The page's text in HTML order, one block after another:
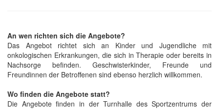
An wen richten sich die Angebote?
Das Angebot richtet sich an Kinder und Jugendliche mit
onkologischen Erkrankungen, die sich in Therapie oder bereits in
Nachsorge befinden. Geschwisterkinder, Freunde und
Freundinnen der Betroffenen sind ebenso herzlich willkommen.
Wo finden die Angebote statt?
Die Angebote finden in der Turnhalle des Sportzentrums der